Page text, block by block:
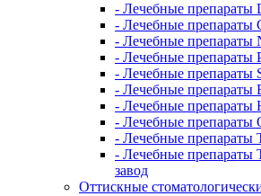
- Лечебные препараты
- Лечебные препараты
- Лечебные
- Лечебные препараты
- Лечебные препараты
- Лечебные препараты
- Лечебные
- Лечебные препараты
- Лечебные препараты
- Лечебные препараты
завод
Оттискные